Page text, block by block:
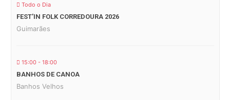
Todo o Dia
FEST’IN FOLK CORREDOURA 2026
Guimarães
15:00 - 18:00
BANHOS DE CANOA
Banhos Velhos